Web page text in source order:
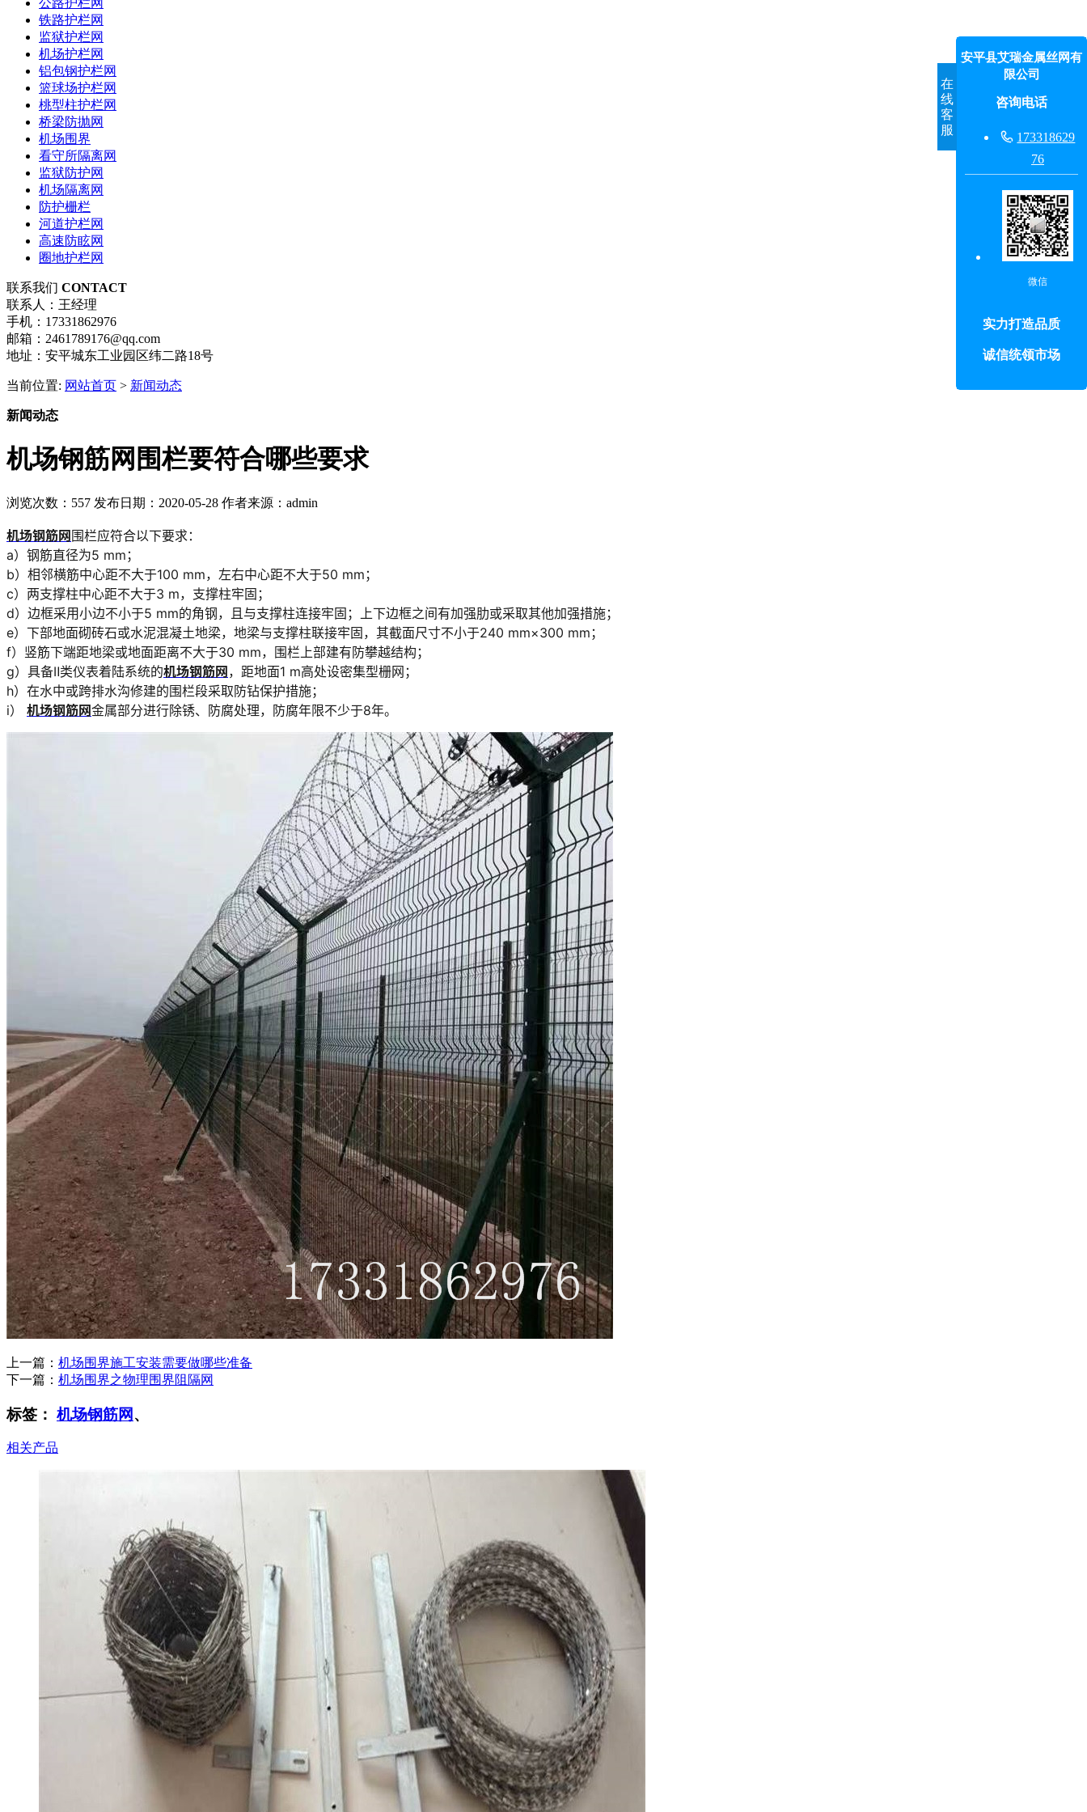
公路护栏网
铁路护栏网
监狱护栏网
机场护栏网
铝包钢护栏网
篮球场护栏网
桃型柱护栏网
桥梁防抛网
机场围界
看守所隔离网
监狱防护网
机场隔离网
防护栅栏
河道护栏网
高速防眩网
圈地护栏网
联系我们 CONTACT
联系人：王经理
手机：17331862976
邮箱：2461789176@qq.com
地址：安平城东工业园区纬二路18号
当前位置: 网站首页 > 新闻动态
新闻动态
机场钢筋网围栏要符合哪些要求
浏览次数： 557 发布日期：2020-05-28 作者来源：admin
机场钢筋网围栏应符合以下要求：
a）钢筋直径为5 mm；
b） 相邻横筋中心距不大于100 mm，左右中心距不大于50 mm；
c）两支撑柱中心距不大于3 m，支撑柱牢固；
d）边框采用小边不小于5 mm的角钢，且与支撑柱连接牢固；上下边框之间有加强肋或采取其他加强措施；
e）下部地面砌砖石或水泥混凝土地梁，地梁与支撑柱联接牢固，其截面尺寸不小于240 mm×300 mm；
f）竖筋下端距地梁或地面距离不大于30 mm，围栏上部建有防攀越结构；
g）具备Ⅱ类仪表着陆系统的机场钢筋网，距地面1 m高处设密集型栅网；
h） 在水中或跨排水沟修建的围栏段采取防钻保护措施；
i） 机场钢筋网金属部分进行除锈、防腐处理，防腐年限不少于8年。
上一篇： 机场围界施工安装需要做哪些准备
下一篇： 机场围界之物理围界阻隔网
标签： 机场钢筋网 、
相关产品
在
线
客
服
安平县艾瑞金属丝网有
限公司
咨询电话
 173318629
76
微信
实力打造品质
诚信统领市场